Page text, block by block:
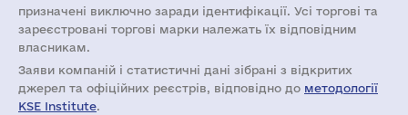
призначені виключно заради ідентифікації. Усі торгові та
зареєстровані торгові марки належать їх відповідним
власникам.
Заяви компаній i статистичні дані зібрані з відкритих
джерел та офіційних реєстрів, відповідно до методології
KSE Institute.